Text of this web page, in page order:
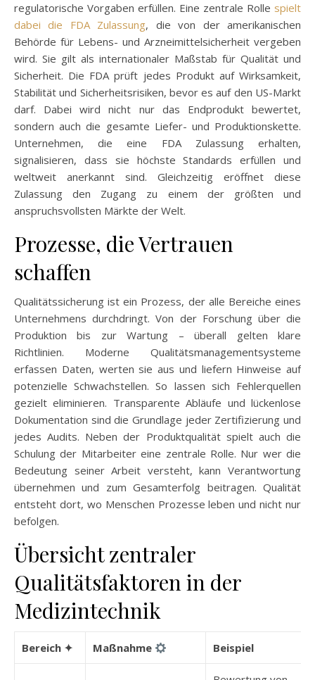
regulatorische Vorgaben erfüllen. Eine zentrale Rolle spielt
dabei die FDA Zulassung, die von der amerikanischen
Behörde für Lebens- und Arzneimittelsicherheit vergeben
wird. Sie gilt als internationaler Maßstab für Qualität und
Sicherheit. Die FDA prüft jedes Produkt auf Wirksamkeit,
Stabilität und Sicherheitsrisiken, bevor es auf den US-Markt
darf. Dabei wird nicht nur das Endprodukt bewertet,
sondern auch die gesamte Liefer- und Produktionskette.
Unternehmen, die eine FDA Zulassung erhalten,
signalisieren, dass sie höchste Standards erfüllen und
weltweit anerkannt sind. Gleichzeitig eröffnet diese
Zulassung den Zugang zu einem der größten und
anspruchsvollsten Märkte der Welt.
Prozesse, die Vertrauen
schaffen
Qualitätssicherung ist ein Prozess, der alle Bereiche eines
Unternehmens durchdringt. Von der Forschung über die
Produktion bis zur Wartung – überall gelten klare
Richtlinien. Moderne Qualitätsmanagementsysteme
erfassen Daten, werten sie aus und liefern Hinweise auf
potenzielle Schwachstellen. So lassen sich Fehlerquellen
gezielt eliminieren. Transparente Abläufe und lückenlose
Dokumentation sind die Grundlage jeder Zertifizierung und
jedes Audits. Neben der Produktqualität spielt auch die
Schulung der Mitarbeiter eine zentrale Rolle. Nur wer die
Bedeutung seiner Arbeit versteht, kann Verantwortung
übernehmen und zum Gesamterfolg beitragen. Qualität
entsteht dort, wo Menschen Prozesse leben und nicht nur
befolgen.
Übersicht zentraler
Qualitätsfaktoren in der
Medizintechnik
Bereich ✦ Maßnahme Beispiel